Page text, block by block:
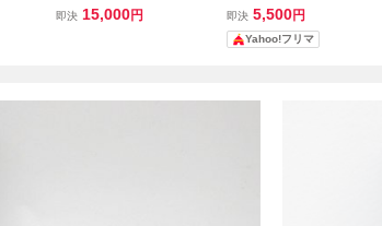
ソフト ピクセル 当時物
即決 15,000円
光と闇の戦い 箱説明書、
箱付き
即決 5,500円
Yahoo!フリマ